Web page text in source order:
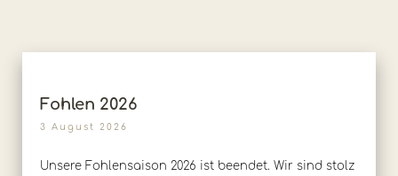
Fohlen 2026
3 August 2026
Unsere Fohlensaison 2026 ist beendet. Wir sind stolz